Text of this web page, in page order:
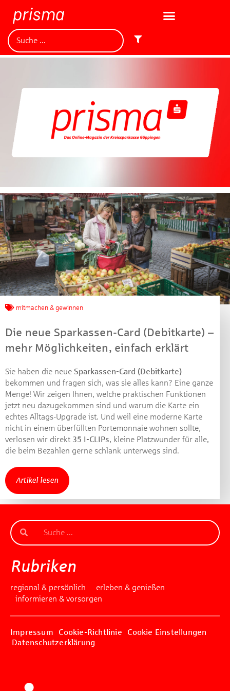
mitmachen & gewinnen
Die neue Sparkassen-Card (Debitkarte) –
mehr Möglichkeiten, einfach erklärt
Sie haben die neue Sparkassen-Card (Debitkarte)
bekommen und fragen sich, was sie alles kann? Eine ganze
Menge! Wir zeigen Ihnen, welche praktischen Funktionen
jetzt neu dazugekommen sind und warum die Karte ein
echtes Alltags-Upgrade ist. Und weil eine moderne Karte
nicht in einem überfüllten Portemonnaie wohnen sollte,
verlosen wir direkt 35 I-CLIPs, kleine Platzwunder für alle,
die beim Bezahlen gerne schlank unterwegs sind.
Artikel lesen
Rubriken
regional & persönlich
erleben & genießen
informieren & vorsorgen
Impressum Cookie-Richtlinie
Cookie Einstellungen
Datenschutzerklärung
Jetzt mitmachen und
gewinnen!
Machen Sie mit bei unserem Gewinnspiel! Bis 31.
Dezember 2021 verlosen wir 10 Gutscheine des
von je 30 Euro.
Beantworten Sie einfach folgende Frage:
Welches Jubiläum feiert die Kreissparkasse
Göppingen in diesem Jahr?
Gewinnspiel geschlossen